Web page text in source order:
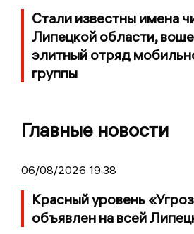
Стали известны имена
Липецкой области,
элитный отряд
группы
Главные новости
06/08/2026 19:38
Красный уровень
объявлен на всей